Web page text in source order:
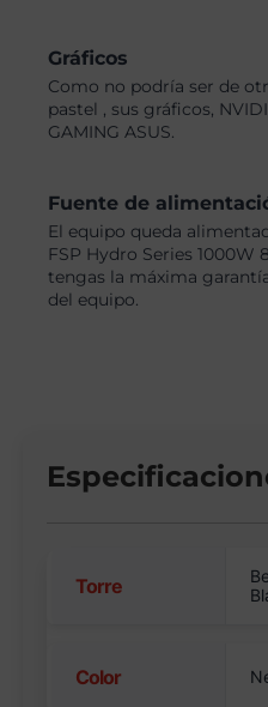
Gráficos
Como no podría ser de
pastel , sus gráficos,
GAMING ASUS.
Fuente de
El equipo queda
FSP Hydro Series 1000W
tengas la máxima
del equipo.
Torre
Color